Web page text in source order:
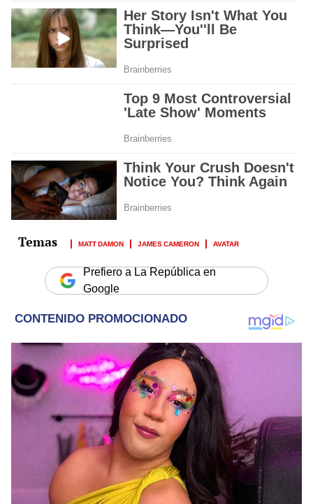
MATT DAMON JAMES CAMERON AVATAR
Prefiero a La República en
Google